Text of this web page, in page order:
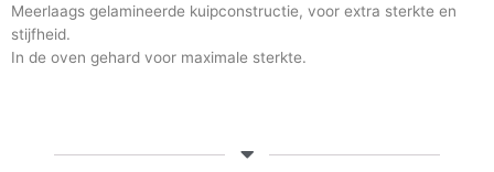
Meerlaags gelamineerde kuipconstructie, voor extra sterkte en
stijfheid.
In de oven gehard voor maximale sterkte.